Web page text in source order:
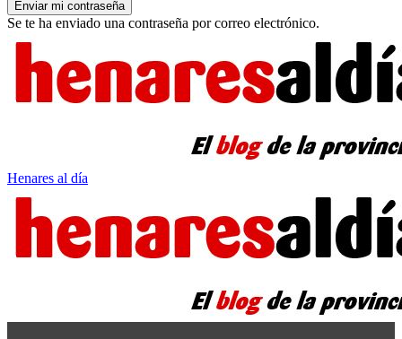
Se te ha enviado una contraseña por correo electrónico.
Henares al día